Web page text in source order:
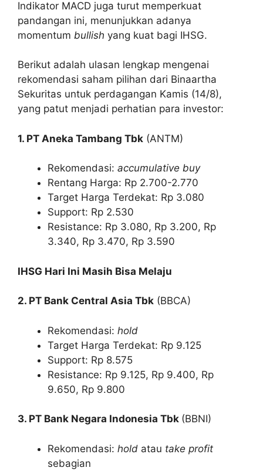
Indikator MACD juga turut memperkuat
pandangan ini, menunjukkan adanya
momentum bullish yang kuat bagi IHSG.
Berikut adalah ulasan lengkap mengenai
rekomendasi saham pilihan dari Binaartha
Sekuritas untuk perdagangan Kamis (14/8),
yang patut menjadi perhatian para investor:
1. PT Aneka Tambang Tbk (ANTM)
Rekomendasi: accumulative buy
Rentang Harga: Rp 2.700-2.770
Target Harga Terdekat: Rp 3.080
Support: Rp 2.530
Resistance: Rp 3.080, Rp 3.200, Rp
3.340, Rp 3.470, Rp 3.590
IHSG Hari Ini Masih Bisa Melaju
2. PT Bank Central Asia Tbk (BBCA)
Rekomendasi: hold
Target Harga Terdekat: Rp 9.125
Support: Rp 8.575
Resistance: Rp 9.125, Rp 9.400, Rp
9.650, Rp 9.800
3. PT Bank Negara Indonesia Tbk (BBNI)
Rekomendasi: hold atau take profit
sebagian